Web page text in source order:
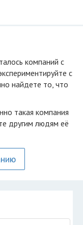
компаний с
с
найдете то, что
такая компания
другим людям её